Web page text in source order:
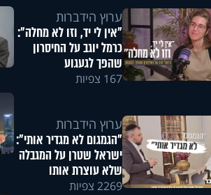
ערוץ הידברות
"אין לי יד, וזו לא מחלה":
כרמל יוגב על החיסרון
שהפך לגעגוע
167 צפיות
ערוץ הידברות
"הגמגום לא מגדיר אותי":
ישראל שטרן על המגבלה
שלא עוצרת אותו
2269 צפיות